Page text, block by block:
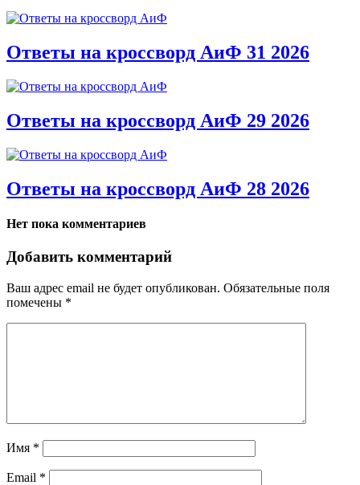
Ответы на кроссворд АиФ 31 2026
Ответы на кроссворд АиФ 29 2026
Ответы на кроссворд АиФ 28 2026
Нет пока комментариев
Добавить комментарий
Ваш адрес email не будет опубликован. Обязательные поля
помечены *
Имя *
Email *